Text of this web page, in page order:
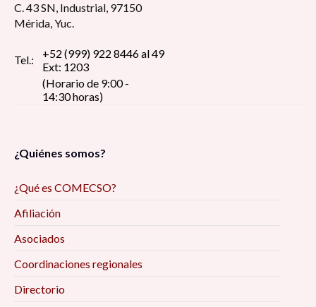
C. 43 SN, Industrial, 97150
Mérida, Yuc.
Tel.:
+52 (999) 922 8446 al 49
Ext: 1203
(Horario de 9:00 -
14:30 horas)
¿Quiénes somos?
¿Qué es COMECSO?
Afiliación
Asociados
Coordinaciones regionales
Directorio